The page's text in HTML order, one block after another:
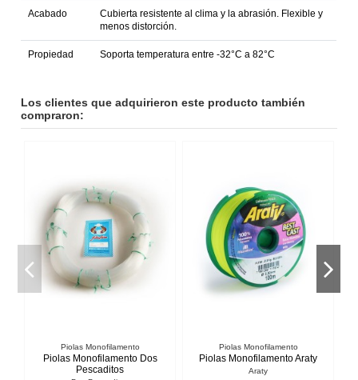
Acabado
Cubierta resistente al clima y la abrasión. Flexible y
menos distorción.
Propiedad Soporta temperatura entre -32°C a 82°C
Los clientes que adquirieron este producto también
compraron:
Piolas Monofilamento
Piolas Monofilamento Araty
Araty
Anzuelos
Pulpero
Briline